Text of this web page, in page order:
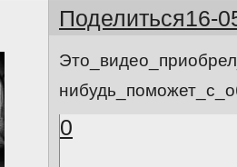
Поделиться16-
0